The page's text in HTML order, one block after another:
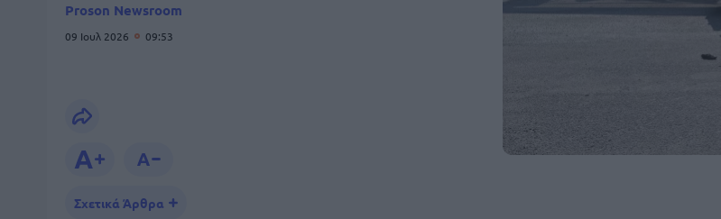
Proson Newsroom
09 Ιουλ 2026 09:53
Σχετικά Άρθρα